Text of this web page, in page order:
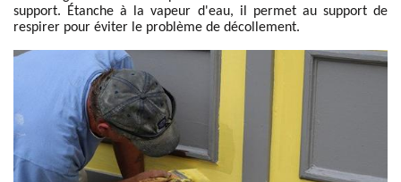
support. Étanche à la vapeur d'eau, il permet au support de
respirer pour éviter le problème de décollement.